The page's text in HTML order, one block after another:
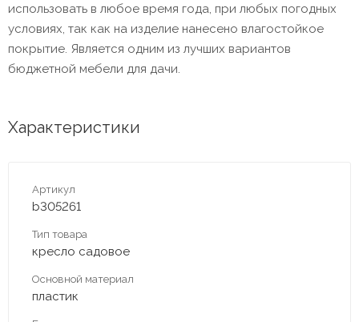
использовать в любое время года, при любых погодных
условиях, так как на изделие нанесено влагостойкое
покрытие. Является одним из лучших вариантов
бюджетной мебели для дачи.
Характеристики
Артикул
b305261
Тип товара
кресло садовое
Основной материал
пластик